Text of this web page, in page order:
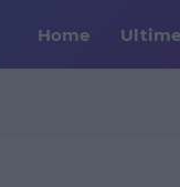
Home